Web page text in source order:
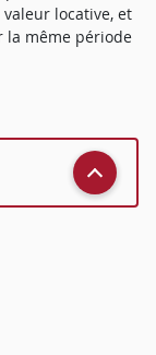
locative, et
la même période